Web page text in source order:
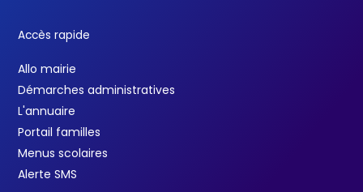
Accès rapide
Allo mairie
Démarches administratives
L'annuaire
Portail familles
Menus scolaires
Alerte SMS